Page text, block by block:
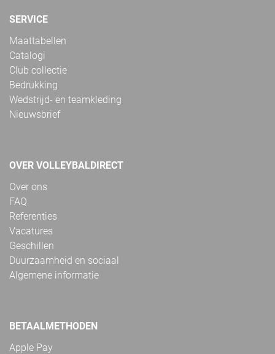
SERVICE
Maattabellen
Catalogi
Club collectie
Bedrukking
Wedstrijd- en teamkleding
Nieuwsbrief
OVER VOLLEYBALDIRECT
Over ons
FAQ
Referenties
Vacatures
Geschillen
Duurzaamheid en sociaal
Algemene informatie
BETAALMETHODEN
Apple Pay